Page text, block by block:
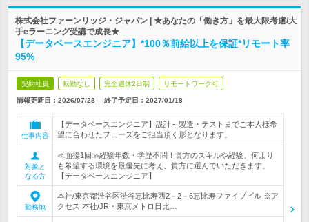
株式会社ファーンリッジ・ジャパン | ★あなたの「働き方」を最大限考慮/大
手eラーニング受講で成長★
【データベースエンジニア】*100％前給以上を保証*リモート率
95%
契約社員 転勤なし 完全週休2日制 リモートワーク可
情報更新日：2026/07/28 終了予定日： 2027/01/18
仕事内容
【データベースエンジニア】設計～製造・テストまでご本人様希
望に合わせたフェーズをご担当頂く形となります。
対象と
なる方
≪面接1回≫経験年数・学歴不問！貴方のスキルや経験、何より
も希望する環境を最優先に考え、貴方に選んでいただきます。
【データベースエンジニア】
勤務地
本社/東京都渋谷区渋谷恵比寿西2－2－6恵比寿ファイブビル ※ア
クセス 本社/JR・東京メトロ日比…